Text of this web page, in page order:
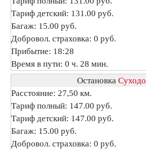
Тариф детский: 131.00 руб.
Багаж: 15.00 руб.
Добровол. страховка: 0 руб.
Прибытие: 18:28
Время в пути: 0 ч. 28 мин.
Остановка
Расстояние: 27,50 км.
Тариф полный: 147.00 руб.
Тариф детский: 147.00 руб.
Багаж: 15.00 руб.
Добровол. страховка: 0 руб.